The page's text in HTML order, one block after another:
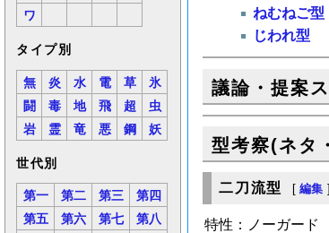
ワ
タイプ別
無 炎 水 電 草
氷
闘
毒 地 飛 超
虫
岩
霊 竜 悪 鋼 妖
世代別
第一 第二 第三
第四
第五
第六 第七
第八
ねむねご型
じわれ型
議論・提案
型考察(ネタ
二刀流型 [ 編集 ]
特性：ノーガード